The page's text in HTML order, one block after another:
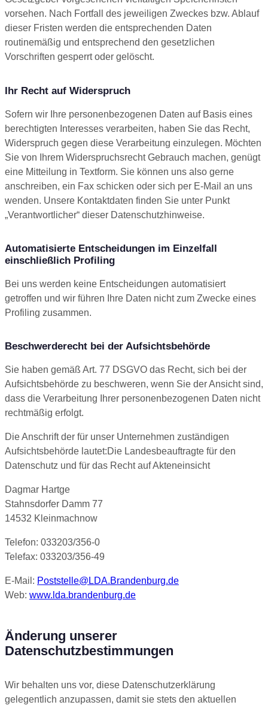
vorsehen. Nach Fortfall des jeweiligen Zweckes bzw. Ablauf
dieser Fristen werden die entsprechenden Daten
routinemäßig und entsprechend den gesetzlichen
Vorschriften gesperrt oder gelöscht.
Ihr Recht auf Widerspruch
Sofern wir Ihre personenbezogenen Daten auf Basis eines
berechtigten Interesses verarbeiten, haben Sie das Recht,
Widerspruch gegen diese Verarbeitung einzulegen. Möchten
Sie von Ihrem Widerspruchsrecht Gebrauch machen, genügt
eine Mitteilung in Textform. Sie können uns also gerne
anschreiben, ein Fax schicken oder sich per E-Mail an uns
wenden. Unsere Kontaktdaten finden Sie unter Punkt
„Verantwortlicher“ dieser Datenschutzhinweise.
Automatisierte Entscheidungen im Einzelfall
einschließlich Profiling
Bei uns werden keine Entscheidungen automatisiert
getroffen und wir führen Ihre Daten nicht zum Zwecke eines
Profiling zusammen.
Beschwerderecht bei der Aufsichtsbehörde
Sie haben gemäß Art. 77 DSGVO das Recht, sich bei der
Aufsichtsbehörde zu beschweren, wenn Sie der Ansicht sind,
dass die Verarbeitung Ihrer personenbezogenen Daten nicht
rechtmäßig erfolgt.
Die Anschrift der für unser Unternehmen zuständigen
Aufsichtsbehörde lautet:Die Landesbeauftragte für den
Datenschutz und für das Recht auf Akteneinsicht
Dagmar Hartge
Stahnsdorfer Damm 77
14532 Kleinmachnow
Telefon: 033203/356-0
Telefax: 033203/356-49
E-Mail: Poststelle@LDA.Brandenburg.de
Web: www.lda.brandenburg.de
Änderung unserer
Datenschutzbestimmungen
Wir behalten uns vor, diese Datenschutzerklärung
gelegentlich anzupassen, damit sie stets den aktuellen